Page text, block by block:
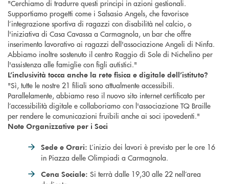
"Cerchiamo di tradurre questi principi in azioni gestionali.
Supportiamo progetti come i Salsasio Angels, che favorisce
l’integrazione sportiva di ragazzi con disabilità nel calcio, o
l'iniziativa di Casa Cavassa a Carmagnola, un bar che offre
inserimento lavorativo ai ragazzi dell'associazione Angeli di Ninfa.
Abbiamo inoltre sostenuto il centro Raggio di Sole di Nichelino per
l'assistenza alle famiglie con figli autistici."
L’inclusività tocca anche la rete fisica e digitale dell’istituto?
"Sì, tutte le nostre 21 filiali sono attualmente accessibili.
Parallelamente, abbiamo reso il nuovo sito internet certificato per
l’accessibilità digitale e collaboriamo con l'associazione TQ Braille
per rendere le comunicazioni fruibili anche ai soci ipovedenti."
Note Organizzative per i Soci
Sede e Orari: L’inizio dei lavori è previsto per le ore 16
in Piazza delle Olimpiadi a Carmagnola.
Cena Sociale: Si terrà dalle 19,30 alle 22 nell’area